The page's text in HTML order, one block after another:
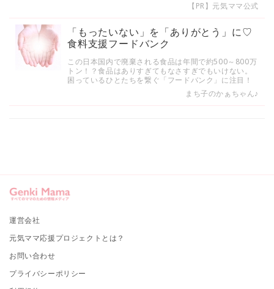
【PR】元気ママ公式
「もったいない」を「ありがとう」に♡
食料支援フードバンク
この日本国内で廃棄される食品は年間で約500～800万
トン！？食品はありすぎてもなさすぎでもいけない。
困っているひとたちを繋ぐ「フードバンク」に注目！
まち子のかぁちゃん♪
運営会社
元気ママ応援プロジェクトとは？
お問い合わせ
プライバシーポリシー